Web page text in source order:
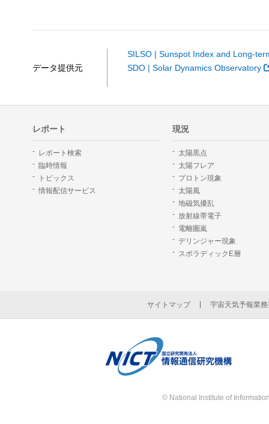
データ提供元
SILSO | Sunspot Index and Long-
SDO | Solar Dynamics Observatory
レポート
レポート検索
臨時情報
トピックス
情報配信サービス
現況
太陽黒点
太陽フレア
プロトン現象
太陽風
地磁気擾乱
放射線帯電子
電離圏嵐
デリンジャー現象
スポラディックE層
サイトマップ 宇宙天気予報業
© National Institute of